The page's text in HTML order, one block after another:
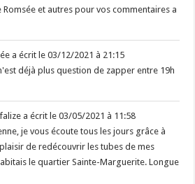
Romsée et autres pour vos commentaires a
a écrit le 03/12/2021 à 21:15
déjà plus question de zapper entre 19h
a écrit le 03/05/2021 à 11:58
je vous écoute tous les jours grâce à
de redécouvrir les tubes de mes
le quartier Sainte-Marguerite. Longue